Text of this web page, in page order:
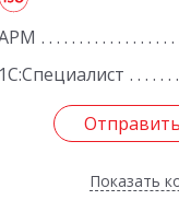
1С:Специалист
Показать